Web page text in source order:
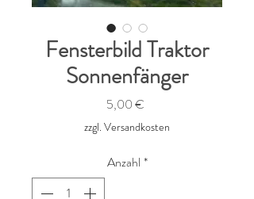
Fensterbild Traktor
Sonnenfänger
5,00 €Preis
zzgl. Versandkosten
Anzahl *